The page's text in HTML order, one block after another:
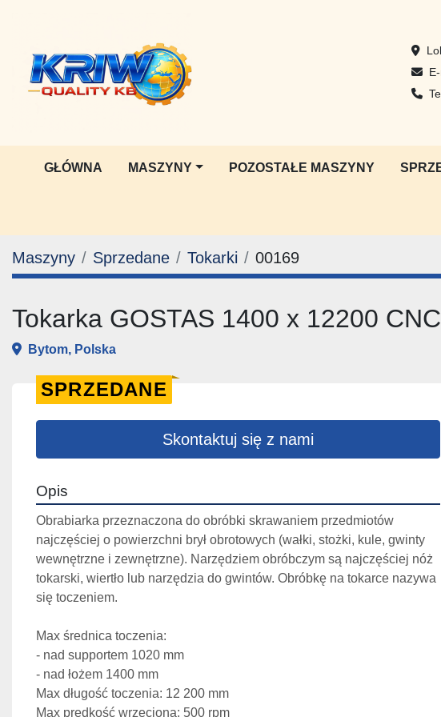
GŁÓWNA MASZYNY POZOSTAŁE MASZYNY
Maszyny Sprzedane Tokarki 00169
Tokarka GOSTAS 1400 x 12200 CNC
Bytom, Polska
SPRZEDANE
Skontaktuj się z nami
Opis
Obrabiarka przeznaczona do obróbki skrawaniem przedmiotów
najczęściej o powierzchni brył obrotowych (wałki, stożki, kule, gwinty
wewnętrzne i zewnętrzne). Narzędziem obróbczym są najczęściej nóż
tokarski, wiertło lub narzędzia do gwintów. Obróbkę na tokarce nazywa
się toczeniem.
Max średnica toczenia:
- nad supportem 1020 mm
- nad łożem 1400 mm
Max długość toczenia: 12 200 mm
Max prędkość wrzeciona: 500 rpm